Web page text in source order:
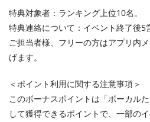
特典対象者：ランキング上位10名。
特典連絡について：イベント終了後
ご担当者様、フリーの方はアプリ内
げます。
＜ポイント利用に関する注意事項＞
このボーナスポイントは「ボーカル
して獲得できるポイントで、一部の